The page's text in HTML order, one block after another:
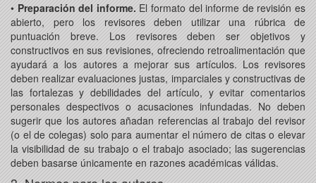
•Preparación del informe.El formato del informe de revisión es
abierto, pero los revisores deben utilizar una rúbrica de
puntuación breve. Los revisores deben ser objetivos y
constructivos en sus revisiones, ofreciendo retroalimentación que
ayudará a los autores a mejorar sus artículos. Los revisores
deben realizar evaluaciones justas, imparciales y constructivas de
las fortalezas y debilidades del artículo, y evitar comentarios
personales despectivos o acusaciones infundadas. No deben
sugerir que los autores añadan referencias al trabajo del revisor
(o el de colegas) solo para aumentar el número de citas o elevar
la visibilidad de su trabajo o el trabajo asociado; las sugerencias
deben basarse únicamente en razones académicas válidas.